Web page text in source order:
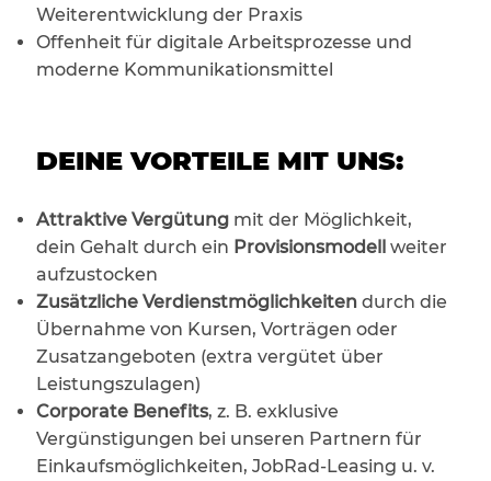
Weiterentwicklung der Praxis
Offenheit für digitale Arbeitsprozesse und
moderne Kommunikationsmittel
DEINE VORTEILE MIT UNS:
Attraktive Vergütungmit der Möglichkeit,
dein Gehalt durch ein Provisionsmodell weiter
aufzustocken
Zusätzliche Verdienstmöglichkeitendurch die
Übernahme von Kursen, Vorträgen oder
Zusatzangeboten (extra vergütet über
Leistungszulagen)
Corporate Benefits, z. B. exklusive
Vergünstigungen bei unseren Partnern für
Einkaufsmöglichkeiten, JobRad-Leasing u. v.